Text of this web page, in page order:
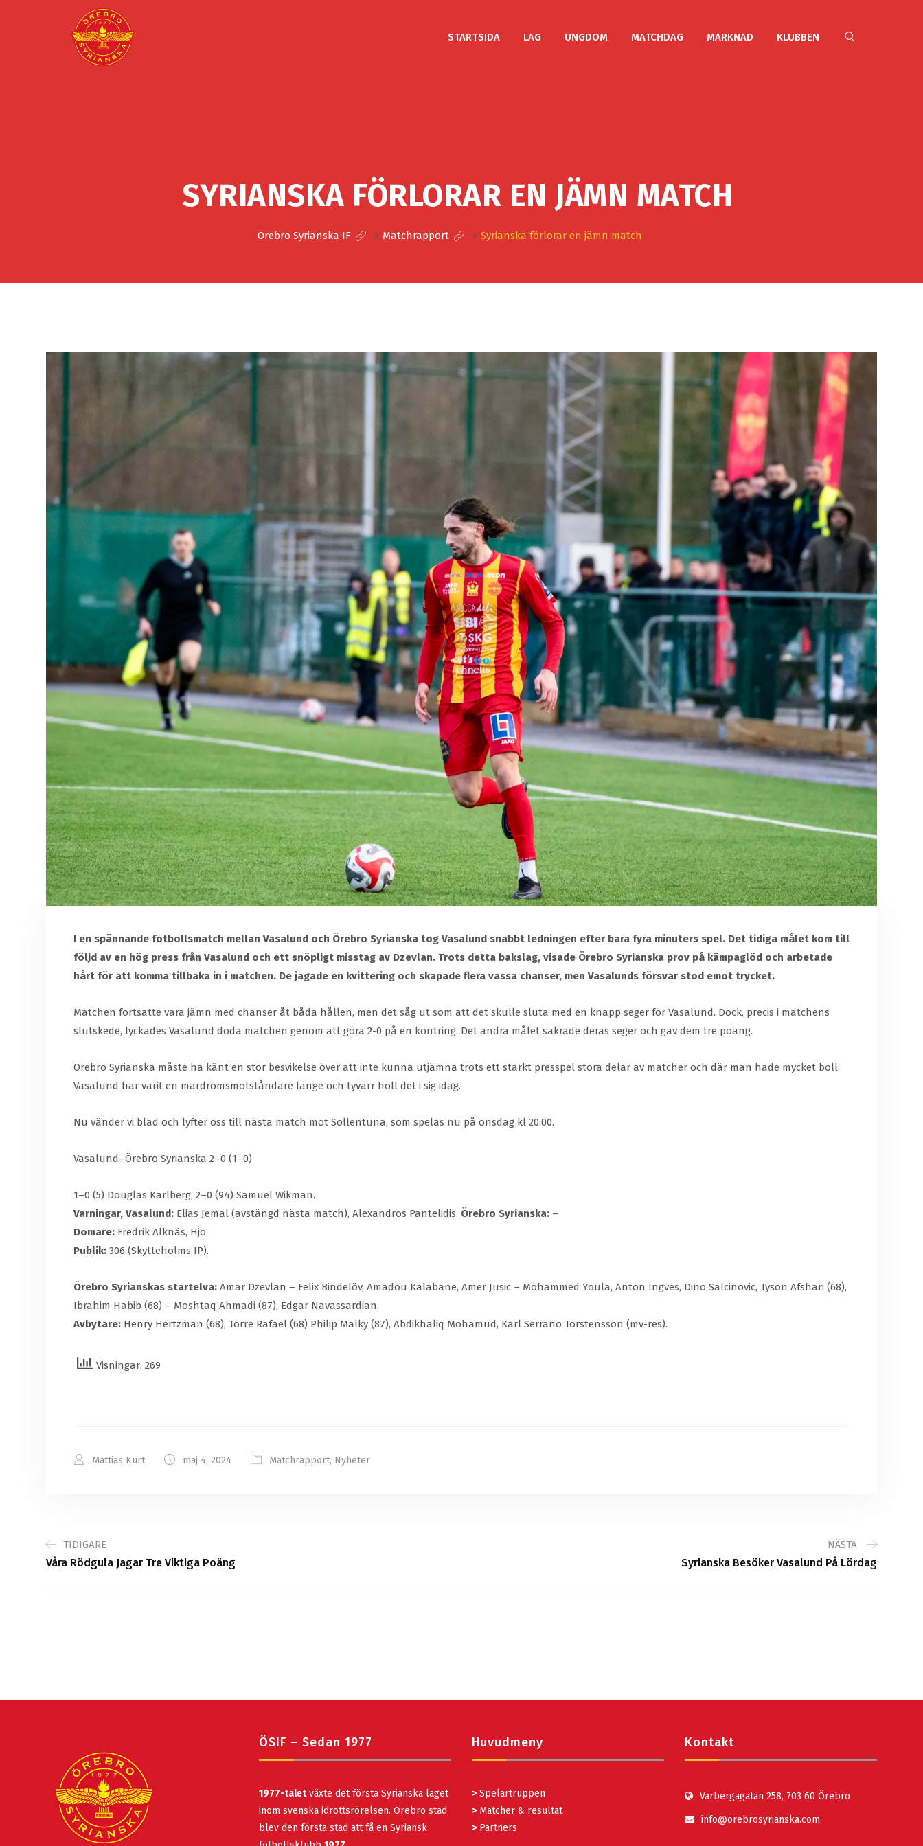
STARTSIDA LAG UNGDOM MATCHDAG MARKNAD KLUBBEN
SYRIANSKA FÖRLORAR EN JÄMN MATCH
Örebro Syrianska IF > Matchrapport > Syrianska förlorar en jämn match
I en spännande fotbollsmatch mellan Vasalund och Örebro Syrianska tog Vasalund snabbt ledningen efter bara fyra minuters spel. Det tidiga målet kom till
följd av en hög press från Vasalund och ett snöpligt misstag av Dzevlan. Trots detta bakslag, visade Örebro Syrianska prov på kämpaglöd och arbetade
hårt för att komma tillbaka in i matchen. De jagade en kvittering och skapade flera vassa chanser, men Vasalunds försvar stod emot trycket.
Matchen fortsatte vara jämn med chanser åt båda hållen, men det såg ut som att det skulle sluta med en knapp seger för Vasalund. Dock, precis i matchens
slutskede, lyckades Vasalund döda matchen genom att göra 2-0 på en kontring. Det andra målet säkrade deras seger och gav dem tre poäng.
Örebro Syrianska måste ha känt en stor besvikelse över att inte kunna utjämna trots ett starkt presspel stora delar av matcher och där man hade mycket boll.
Vasalund har varit en mardrömsmotståndare länge och tyvärr höll det i sig idag.
Nu vänder vi blad och lyfter oss till nästa match mot Sollentuna, som spelas nu på onsdag kl 20:00.
Vasalund–Örebro Syrianska 2–0 (1–0)
1–0 (5) Douglas Karlberg, 2–0 (94) Samuel Wikman.
Varningar, Vasalund: Elias Jemal (avstängd nästa match), Alexandros Pantelidis. Örebro Syrianska: –
Domare: Fredrik Alknäs, Hjo.
Publik: 306 (Skytteholms IP).
Örebro Syrianskas startelva: Amar Dzevlan – Felix Bindelöv, Amadou Kalabane, Amer Jusic – Mohammed Youla, Anton Ingves, Dino Salcinovic, Tyson Afshari (68),
Ibrahim Habib (68) – Moshtaq Ahmadi (87), Edgar Navassardian.
Avbytare: Henry Hertzman (68), Torre Rafael (68) Philip Malky (87), Abdikhaliq Mohamud, Karl Serrano Torstensson (mv-res).
Visningar: 269
Mattias Kurt maj 4, 2024 Matchrapport, Nyheter
TIDIGARE
Våra Rödgula Jagar Tre Viktiga Poäng
NÄSTA
Syrianska Besöker Vasalund På Lördag
ÖSIF – Sedan 1977
1977-taletväxte det första Syrianska laget
inom svenska idrottsrörelsen. Örebro stad
blev den första stad att få en Syriansk
Huvudmeny
> Spelartruppen
> Matcher & resultat
> Partners
Kontakt
Varbergagatan 258, 703 60 Örebro
info@orebrosyrianska.com